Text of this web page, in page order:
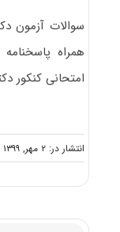
همراه
امتحانی کنکور
انتشار در: ۲ مهر, ۱۳۹۹